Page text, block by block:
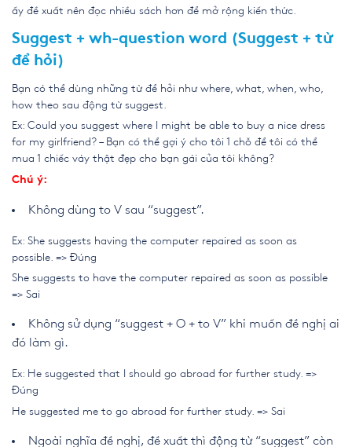
ấy đề xuất nên đọc nhiều sách hơn để mở rộng kiến thức.
Suggest + wh-question word (Suggest + từ
để hỏi)
Bạn có thể dùng những từ để hỏi như where, what, when, who,
how theo sau động từ suggest.
Ex: Could you suggest where I might be able to buy a nice dress
for my girlfriend? – Bạn có thể gợi ý cho tôi 1 chỗ để tôi có thể
mua 1 chiếc váy thật đẹp cho bạn gái của tôi không?
Chú ý:
Không dùng to V sau “suggest”.
Ex: She suggests having the computer repaired as soon as
possible. => Đúng
She suggests to have the computer repaired as soon as possible
=> Sai
Không sử dụng “suggest + O + to V” khi muốn đề nghị ai
đó làm gì.
Ex: He suggested that I should go abroad for further study. =>
Đúng
He suggested me to go abroad for further study. => Sai
Ngoài nghĩa đề nghị, đề xuất thì động từ “suggest” còn